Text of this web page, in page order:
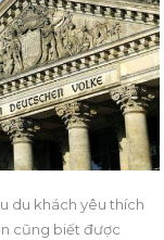
du khách yêu thích
cũng biết được